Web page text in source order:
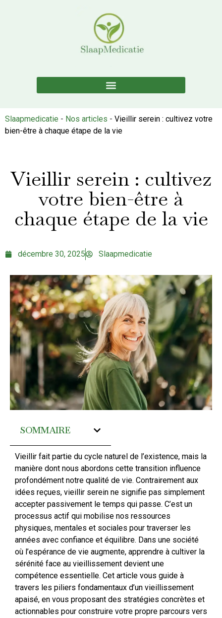
Slaapmedicatie - Nos articles - Vieillir serein : cultivez votre
bien-être à chaque étape de la vie
Vieillir serein : cultivez
votre bien-être à
chaque étape de la vie
décembre 30, 2025 Slaapmedicatie
SOMMAIRE
Vieillir fait partie du cycle naturel de l’existence, mais la
manière dont nous abordons cette transition influence
profondément notre qualité de vie. Contrairement aux
idées reçues, vieillir serein ne signifie pas simplement
accepter passivement le temps qui passe. C’est un
processus actif qui mobilise nos ressources
physiques, mentales et sociales pour traverser les
années avec confiance et équilibre. Dans une société
où l’espérance de vie augmente, apprendre à cultiver la
sérénité face au vieillissement devient une
compétence essentielle. Cet article vous guide à
travers les piliers fondamentaux d’un vieillissement
apaisé, en vous proposant des stratégies concrètes et
actionnables pour construire votre propre parcours vers